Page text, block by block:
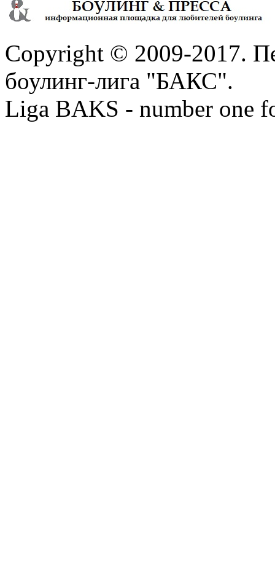
Copyright © 2009-2017.
боулинг-лига "БАКС".
Liga BAKS - number one